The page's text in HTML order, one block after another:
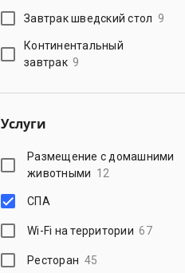
Завтрак шведский стол 9
Континентальный
завтрак 9
Услуги
Размещение с домашними
животными 12
СПА
Wi-Fi на территории 67
Ресторан 45